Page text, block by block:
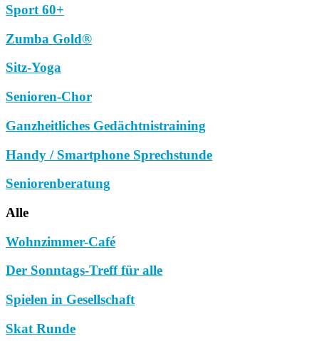
Sport 60+
Zumba Gold®
Sitz-Yoga
Senioren-Chor
Ganzheitliches Gedächtnistraining
Handy / Smartphone Sprechstunde
Seniorenberatung
Alle
Wohnzimmer-Café
Der Sonntags-Treff für alle
Spielen in Gesellschaft
Skat Runde